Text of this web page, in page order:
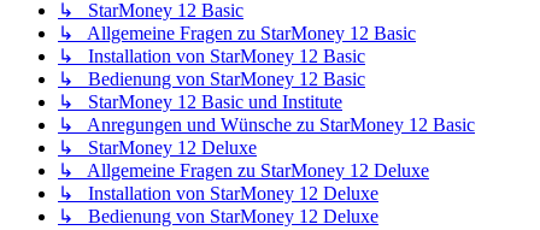
↳ StarMoney 12 Basic
↳ Allgemeine Fragen zu StarMoney 12 Basic
↳ Installation von StarMoney 12 Basic
↳ Bedienung von StarMoney 12 Basic
↳ StarMoney 12 Basic und Institute
↳ Anregungen und Wünsche zu StarMoney 12 Basic
↳ StarMoney 12 Deluxe
↳ Allgemeine Fragen zu StarMoney 12 Deluxe
↳ Installation von StarMoney 12 Deluxe
↳ Bedienung von StarMoney 12 Deluxe